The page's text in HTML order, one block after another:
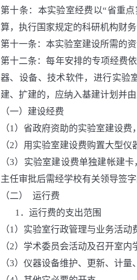
第十条：本实验室经费以“省重
算，执行国家规定的科研机构财务
第十一条：本实验室建设所需的
第十二条：每年安排的专项经费
器、设备、技术软件，进行实验
建、扩建的，应纳入基建计划并
（一）建设经费
（1）省政府资助的实验室建设
（2）用实验室建设费购置大型
（3）实验室建设费单独建帐建
主任审批后需经学校有关领导签
（二） 运行费
1．运行费的支出范围
（1）实验室行政管理与业务活动
（2）学术委员会活动及召开室
（3）仪器设备维护、更新、计量